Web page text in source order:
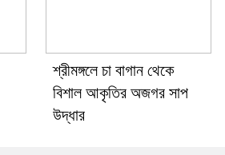
শ্রীমঙ্গলে চা বাগান থেকে
বিশাল আকৃতির অজগর সাপ
উদ্ধার